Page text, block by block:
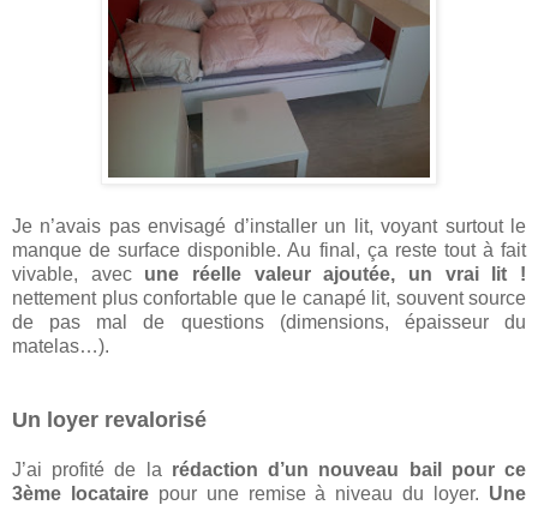
Je n’avais pas envisagé d’installer un lit, voyant surtout le
manque de surface disponible. Au final, ça reste tout à fait
vivable, avec une réelle valeur ajoutée, un vrai lit !
nettement plus confortable que le canapé lit, souvent source
de pas mal de questions (dimensions, épaisseur du
matelas…).
Un loyer revalorisé
J’ai profité de la rédaction d’un nouveau bail pour ce
3ème locatairepour une remise à niveau du loyer. Une